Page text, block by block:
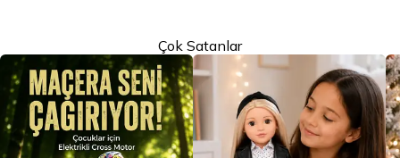
Çok Satanlar